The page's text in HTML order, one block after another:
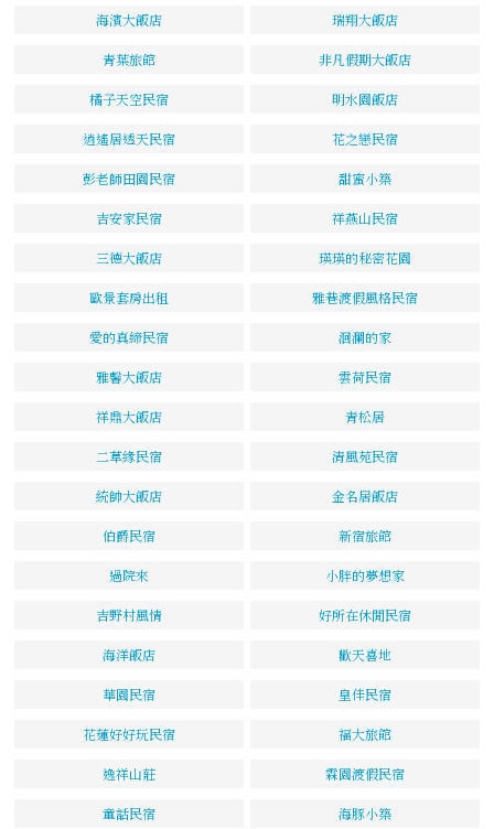
海濱大飯店 瑞翔大飯店
青葉旅館 非凡假期大飯店
橘子天空民宿 明水園飯店
逍遙居透天民宿 花之戀民宿
彭老師田園民宿 甜蜜小築
吉安家民宿 祥燕山民宿
三德大飯店 瑛瑛的秘密花園
歐景套房出租 雅巷渡假風格民宿
愛的真締民宿 洄瀾的家
雅馨大飯店 雲荷民宿
祥鼎大飯店 青松居
二草緣民宿 清風苑民宿
統帥大飯店 金名居飯店
伯爵民宿 新宿旅館
過院來 小胖的夢想家
吉野村風情 好所在休閒民宿
海洋飯店 歡天喜地
華園民宿 皇佳民宿
花蓮好好玩民宿 福大旅館
逸祥山莊 霖園渡假民宿
童話民宿 海豚小築